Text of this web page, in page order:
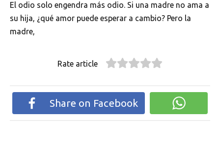
El odio solo engendra más odio. Si una madre no ama a
su hija, ¿qué amor puede esperar a cambio? Pero la
madre,
Rate article
Share on Facebook